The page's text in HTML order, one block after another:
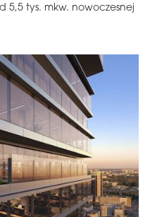
5,5 tys. mkw. nowoczesnej